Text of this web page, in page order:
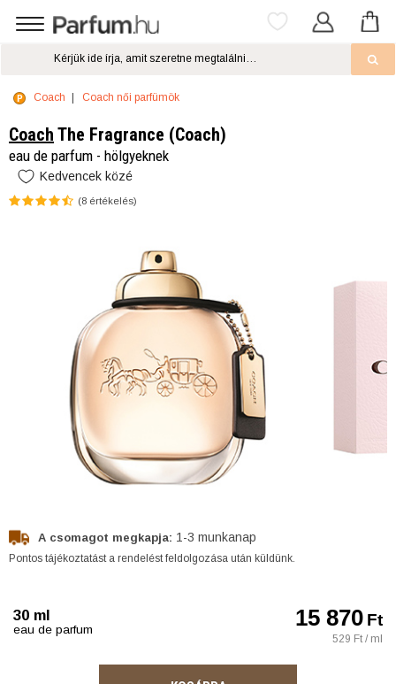
Coach Coach női parfümök
Coach The Fragrance (Coach)
eau de parfum - hölgyeknek
Kedvencek közé
(8 értékelés)
A csomagot megkapja: 1-3 munkanap
Pontos tájékoztatást a rendelést feldolgozása után küldünk.
30 ml
eau de parfum 15 870Ft
529 Ft / ml